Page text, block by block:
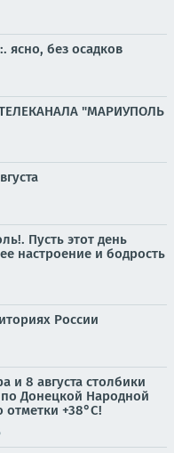
ясно, без осадков
"МАРИУПОЛЬ
Пусть этот день
настроение и бодрость
России
и 8 августа столбики
Донецкой Народной
отметки +38°C!